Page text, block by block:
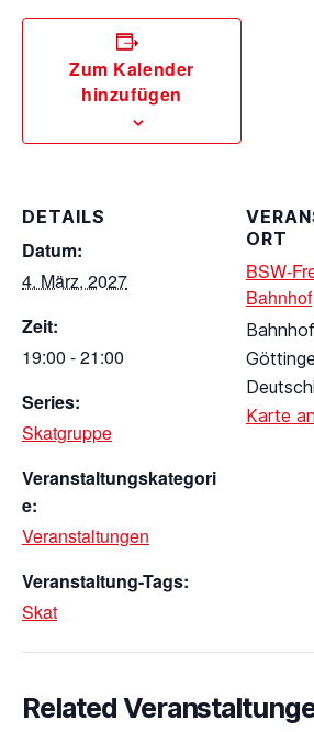
Zum Kalender
hinzufügen
DETAILS
Datum:
4. März, 2027
Zeit:
19:00 - 21:00
Series:
Skatgruppe
Veranstaltungskategori
e:
Veranstaltungen
Veranstaltung-Tags:
Skat
ORT
BSW-
Bahnhof
Karte
Related